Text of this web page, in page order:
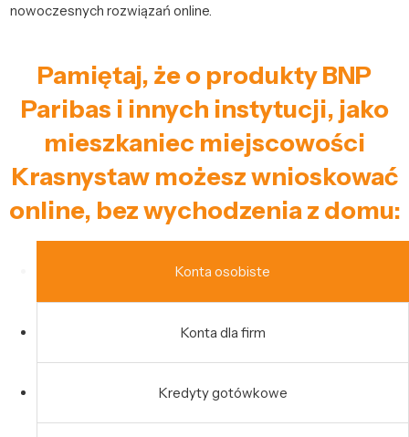
nowoczesnych rozwiązań online.
Pamiętaj, że o produkty BNP
Paribas i innych instytucji, jako
mieszkaniec miejscowości
Krasnystaw możesz wnioskować
online, bez wychodzenia z domu:
Konta osobiste
Konta dla firm
Kredyty gotówkowe